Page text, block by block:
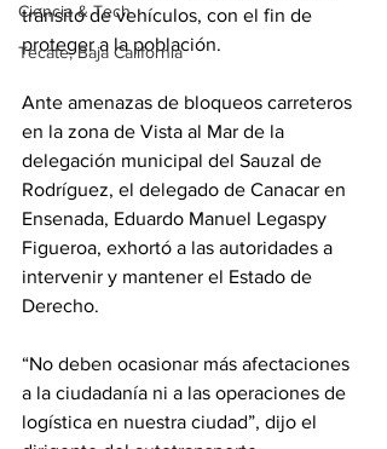
Ciencia & Tech
Tecate, Baja California
tránsito de vehículos, con el fin de
proteger a la población.
Ante amenazas de bloqueos carreteros
en la zona de Vista al Mar de la
delegación municipal del Sauzal de
Rodríguez, el delegado de Canacar en
Ensenada, Eduardo Manuel Legaspy
Figueroa, exhortó a las autoridades a
intervenir y mantener el Estado de
Derecho.
“No deben ocasionar más afectaciones
a la ciudadanía ni a las operaciones de
logística en nuestra ciudad”, dijo el